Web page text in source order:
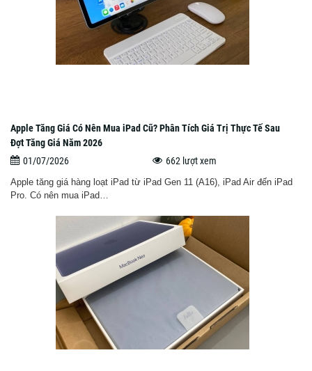
Apple Tăng Giá Có Nên Mua iPad Cũ? Phân Tích Giá Trị Thực Tế Sau
Đợt Tăng Giá Năm 2026
01/07/2026
662 lượt xem
Apple tăng giá hàng loạt iPad từ iPad Gen 11 (A16), iPad Air đến iPad
Pro. Có nên mua iPad…